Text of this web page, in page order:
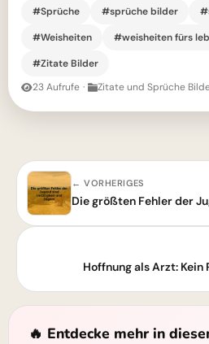
#Sprüche
#sprüche bilder
#Weisheiten
#weisheiten fürs
#Zitate Bilder
23 Aufrufe · Zitate und Sprüche
← VORHERIGES
Hoffnung als Arzt:
🔥 Entdecke mehr in